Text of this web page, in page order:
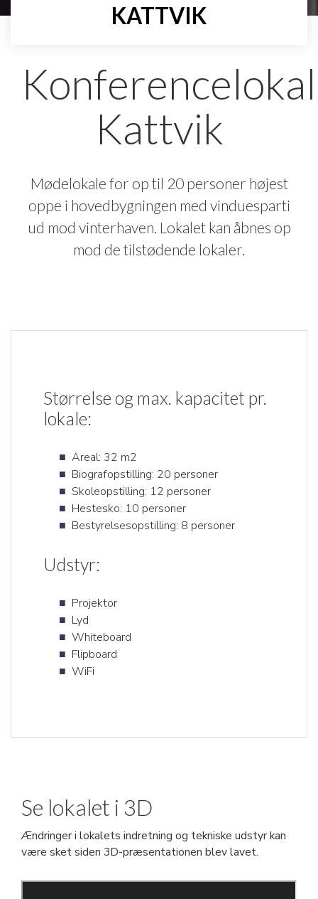
KATTVIK
Kattvik
Mødelokale for op til 20 personer højest
oppe i hovedbygningen med vinduesparti
ud mod vinterhaven. Lokalet kan åbnes op
mod de tilstødende lokaler.
Størrelse og max. kapacitet pr.
lokale:
Areal: 32 m2
Biografopstilling: 20 personer
Skoleopstilling: 12 personer
Hestesko: 10 personer
Bestyrelsesopstilling: 8 personer
Udstyr:
Projektor
Lyd
Whiteboard
Flipboard
WiFi
Se lokalet i 3D
Ændringer i lokalets indretning og tekniske udstyr kan
være sket siden 3D-præsentationen blev lavet.